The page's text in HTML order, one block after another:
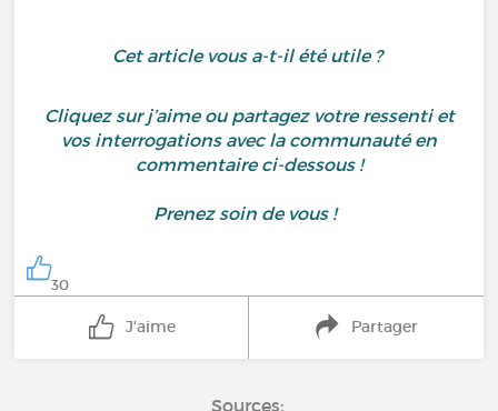
Cet article vous a-t-il été utile ?
Cliquez sur j’aime ou partagez votre ressenti et
vos interrogations avec la communauté en
commentaire ci-dessous !
Prenez soin de vous !
30
J'aime Partager
Sources: